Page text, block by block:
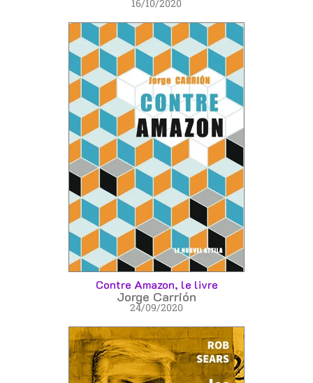
16/10/2020
Contre Amazon, le livre
Jorge Carrión
24/09/2020